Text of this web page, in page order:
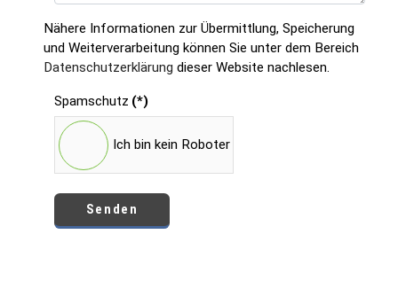
Nähere Informationen zur Übermittlung, Speicherung
und Weiterverarbeitung können Sie unter dem Bereich
Datenschutzerklärung dieser Website nachlesen.
Spamschutz (*)
Ich bin kein Roboter
Senden